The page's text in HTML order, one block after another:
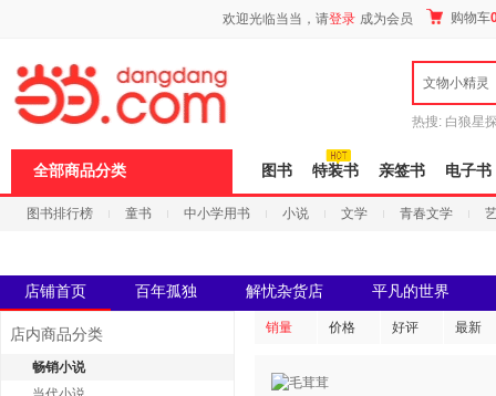
欢迎光临当当，请登录 成为会员 购物车
文物小精灵
热搜: 白狼星
全部商品分类 图书 特装书 亲签书 电子书
图书排行榜 童书 中小学用书 小说 文学 青春文学
店铺首页 百年孤独 解忧杂货店 平凡的世界
店内商品分类
畅销小说
销量 价格 好评 最新
页
浪
键
打